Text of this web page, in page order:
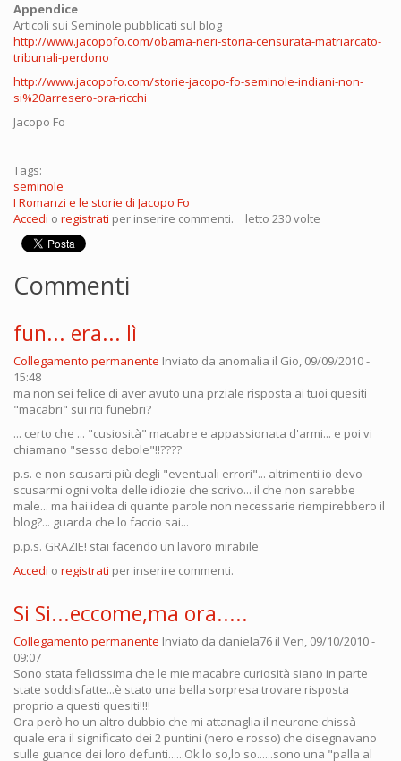
Appendice
Articoli sui Seminole pubblicati sul blog
http://www.jacopofo.com/obama-neri-storia-censurata-matriarcato-
tribunali-perdono
http://www.jacopofo.com/storie-jacopo-fo-seminole-indiani-non-
si%20arresero-ora-ricchi
Jacopo Fo
Tags:
seminole
I Romanzi e le storie di Jacopo Fo
Accedi o registrati per inserire commenti. letto 230 volte
Commenti
fun... era... lì
Collegamento permanente Inviato da anomalia il Gio, 09/09/2010 -
15:48
ma non sei felice di aver avuto una prziale risposta ai tuoi quesiti
"macabri" sui riti funebri?
... certo che ... "cusiosità" macabre e appassionata d'armi... e poi vi
chiamano "sesso debole"!!????
p.s. e non scusarti più degli "eventuali errori"... altrimenti io devo
scusarmi ogni volta delle idiozie che scrivo... il che non sarebbe
male... ma hai idea di quante parole non necessarie riempirebbero il
blog?... guarda che lo faccio sai...
p.p.s. GRAZIE! stai facendo un lavoro mirabile
Accedi o registrati per inserire commenti.
Si Si...eccome,ma ora.....
Collegamento permanente Inviato da daniela76 il Ven, 09/10/2010 -
09:07
Sono stata felicissima che le mie macabre curiosità siano in parte
state soddisfatte...è stato una bella sorpresa trovare risposta
proprio a questi quesiti!!!!
Ora però ho un altro dubbio che mi attanaglia il neurone:chissà
quale era il significato dei 2 puntini (nero e rosso) che disegnavano
sulle guance dei loro defunti......Ok lo so,lo so......sono una "palla al